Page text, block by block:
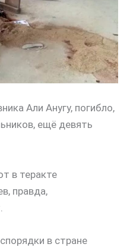
Али Анугу, погибло,
ещё девять
в теракте
правда,
в стране